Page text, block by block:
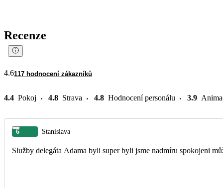
Recenze
4.6117 hodnocení zákazníků
4.4 Pokoj 4.8 Strava 4.8 Hodnocení personálu 3.9
6 Stanislava
Služby delegáta Adama byli super byli jsme nadmíru